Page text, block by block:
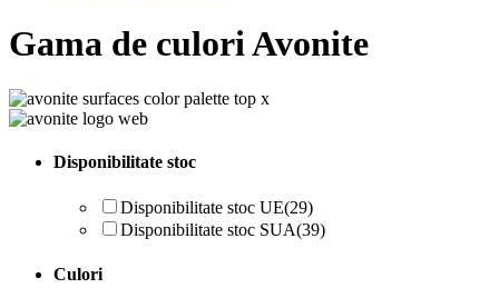
Gama de culori Avonite
Disponibilitate stoc
Disponibilitate stoc UE(29)
Disponibilitate stoc SUA(39)
Culori